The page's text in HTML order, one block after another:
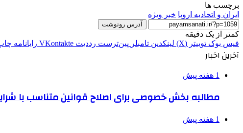
برچسب ها
ایران و اتحادیه اروپا خبر ویژه
آدرس رونوشت
کمتر از یک دقیقه
فیس بوک توییتر (X) لینکدین ‫تامبلر ‫پین‌ترست ‫رددیت ‫VKontakte رایانامه
آخرین اخبار
1 هفته پیش
مطالبه بخش خصوصی برای اصلاح قوانین متناسب با
1 هفته پیش